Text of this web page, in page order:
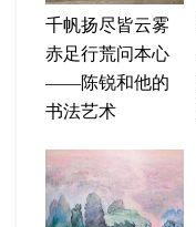
千帆扬尽皆云雾
赤足行荒问本心
——陈锐和他的
书法艺术